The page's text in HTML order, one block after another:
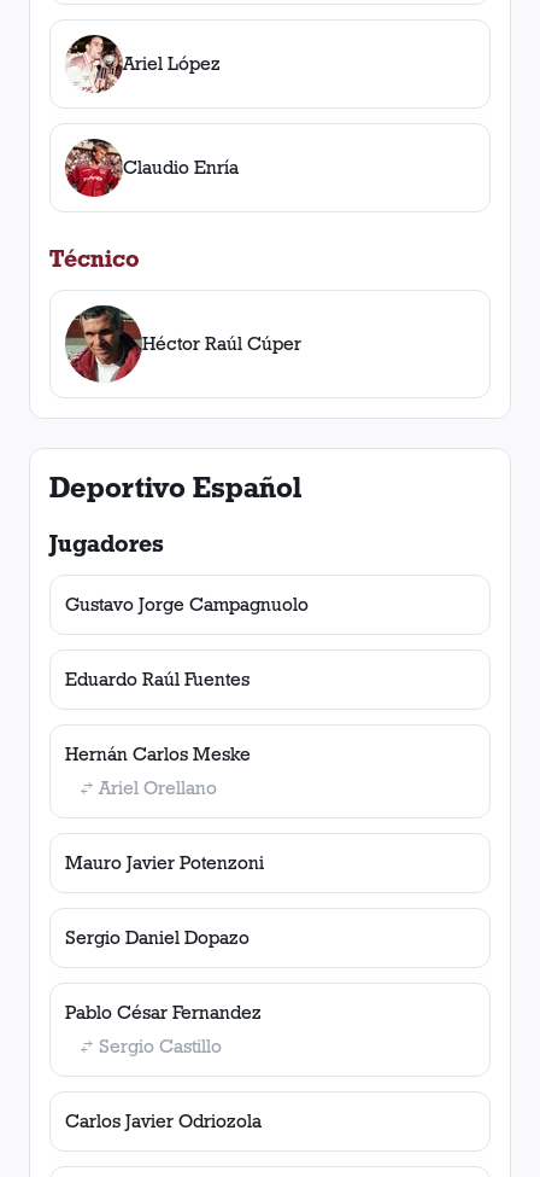
Ariel López
Claudio Enría
Técnico
Héctor Raúl Cúper
Deportivo Español
Jugadores
Gustavo Jorge Campagnuolo
Eduardo Raúl Fuentes
Hernán Carlos Meske
Ariel Orellano
Mauro Javier Potenzoni
Sergio Daniel Dopazo
Pablo César Fernandez
Sergio Castillo
Carlos Javier Odriozola